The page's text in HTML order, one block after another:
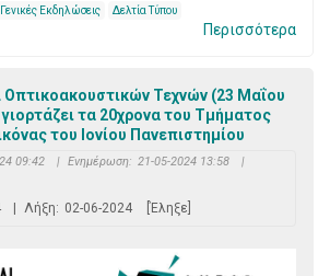
Γενικές Εκδηλώσεις Δελτία Τύπου
Περισσότερα
Οπτικοακουστικών Τεχνών (23 Μαΐου
γιορτάζει τα 20χρονα του Τμήματος
του Ιονίου Πανεπιστημίου
09:42 | Ενημέρωση: 21-05-2024 13:58
|
Λήξη: 02-06-2024 [Έληξε]